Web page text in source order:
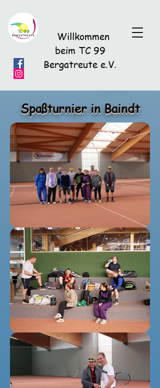
Willkommen
beim TC 99
Bergatreute e.V.
Spaßturnier in Baindt